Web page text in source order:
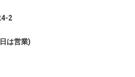
2
は営業)